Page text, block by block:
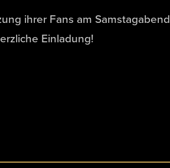
ihrer Fans am Samstagabend
Einladung!